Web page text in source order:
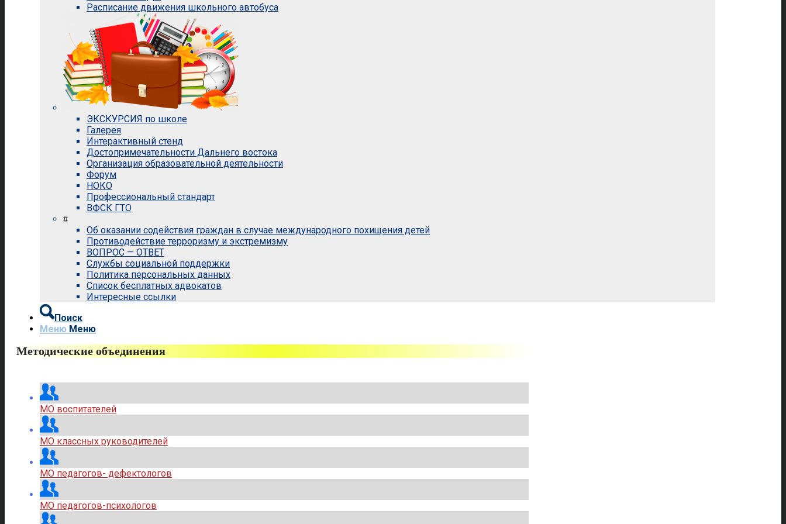
Расписание движения школьного автобуса
ЭКСКУРСИЯ по школе
Галерея
Интерактивный стенд
Достопримечательности Дальнего востока
Организация образовательной деятельности
Форум
НОКО
Профессиональный стандарт
ВФСК ГТО
#
Об оказании содействия граждан в случае международного похищения детей
Противодействие терроризму и экстремизму
ВОПРОС — ОТВЕТ
Службы социальной поддержки
Политика персональных данных
Список бесплатных адвокатов
Интересные ссылки
Поиск
Меню Меню
Методические объединения
МО воспитателей
МО классных руководителей
МО педагогов- дефектологов
МО педагогов-психологов